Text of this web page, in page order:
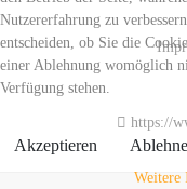
https://
Nutzererfahrung zu
entscheiden, ob Sie die
einer Ablehnung womöglich
Verfügung stehen.
Akzeptieren
Weitere